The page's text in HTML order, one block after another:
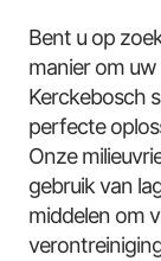
Bent u op
manier om
Kerckebosch
perfecte
Onze
gebruik van
middelen om